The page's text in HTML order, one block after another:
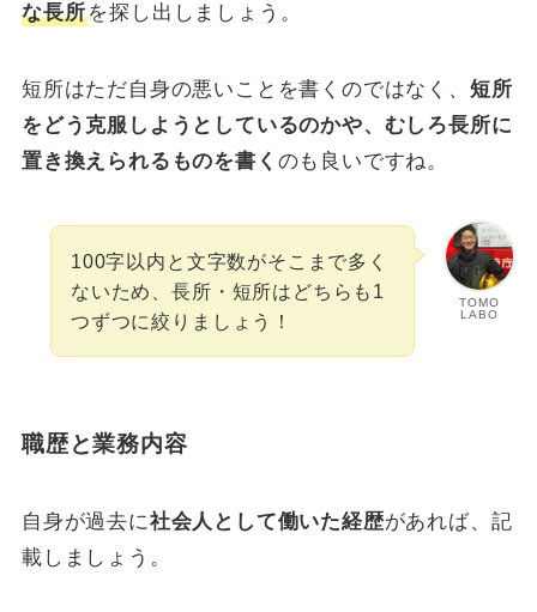
な長所を探し出しましょう。
短所はただ自身の悪いことを書くのではなく、 短所
をどう克服しようとしているのかや、むしろ長所に
置き換えられるものを書く のも良いですね。
TOMO
LABO
100字以内と文字数がそこまで多く
ないため、長所・短所はどちらも1
つずつに絞りましょう！
職歴と業務内容
自身が過去に社会人として働いた経歴があれば、記
載しましょう。